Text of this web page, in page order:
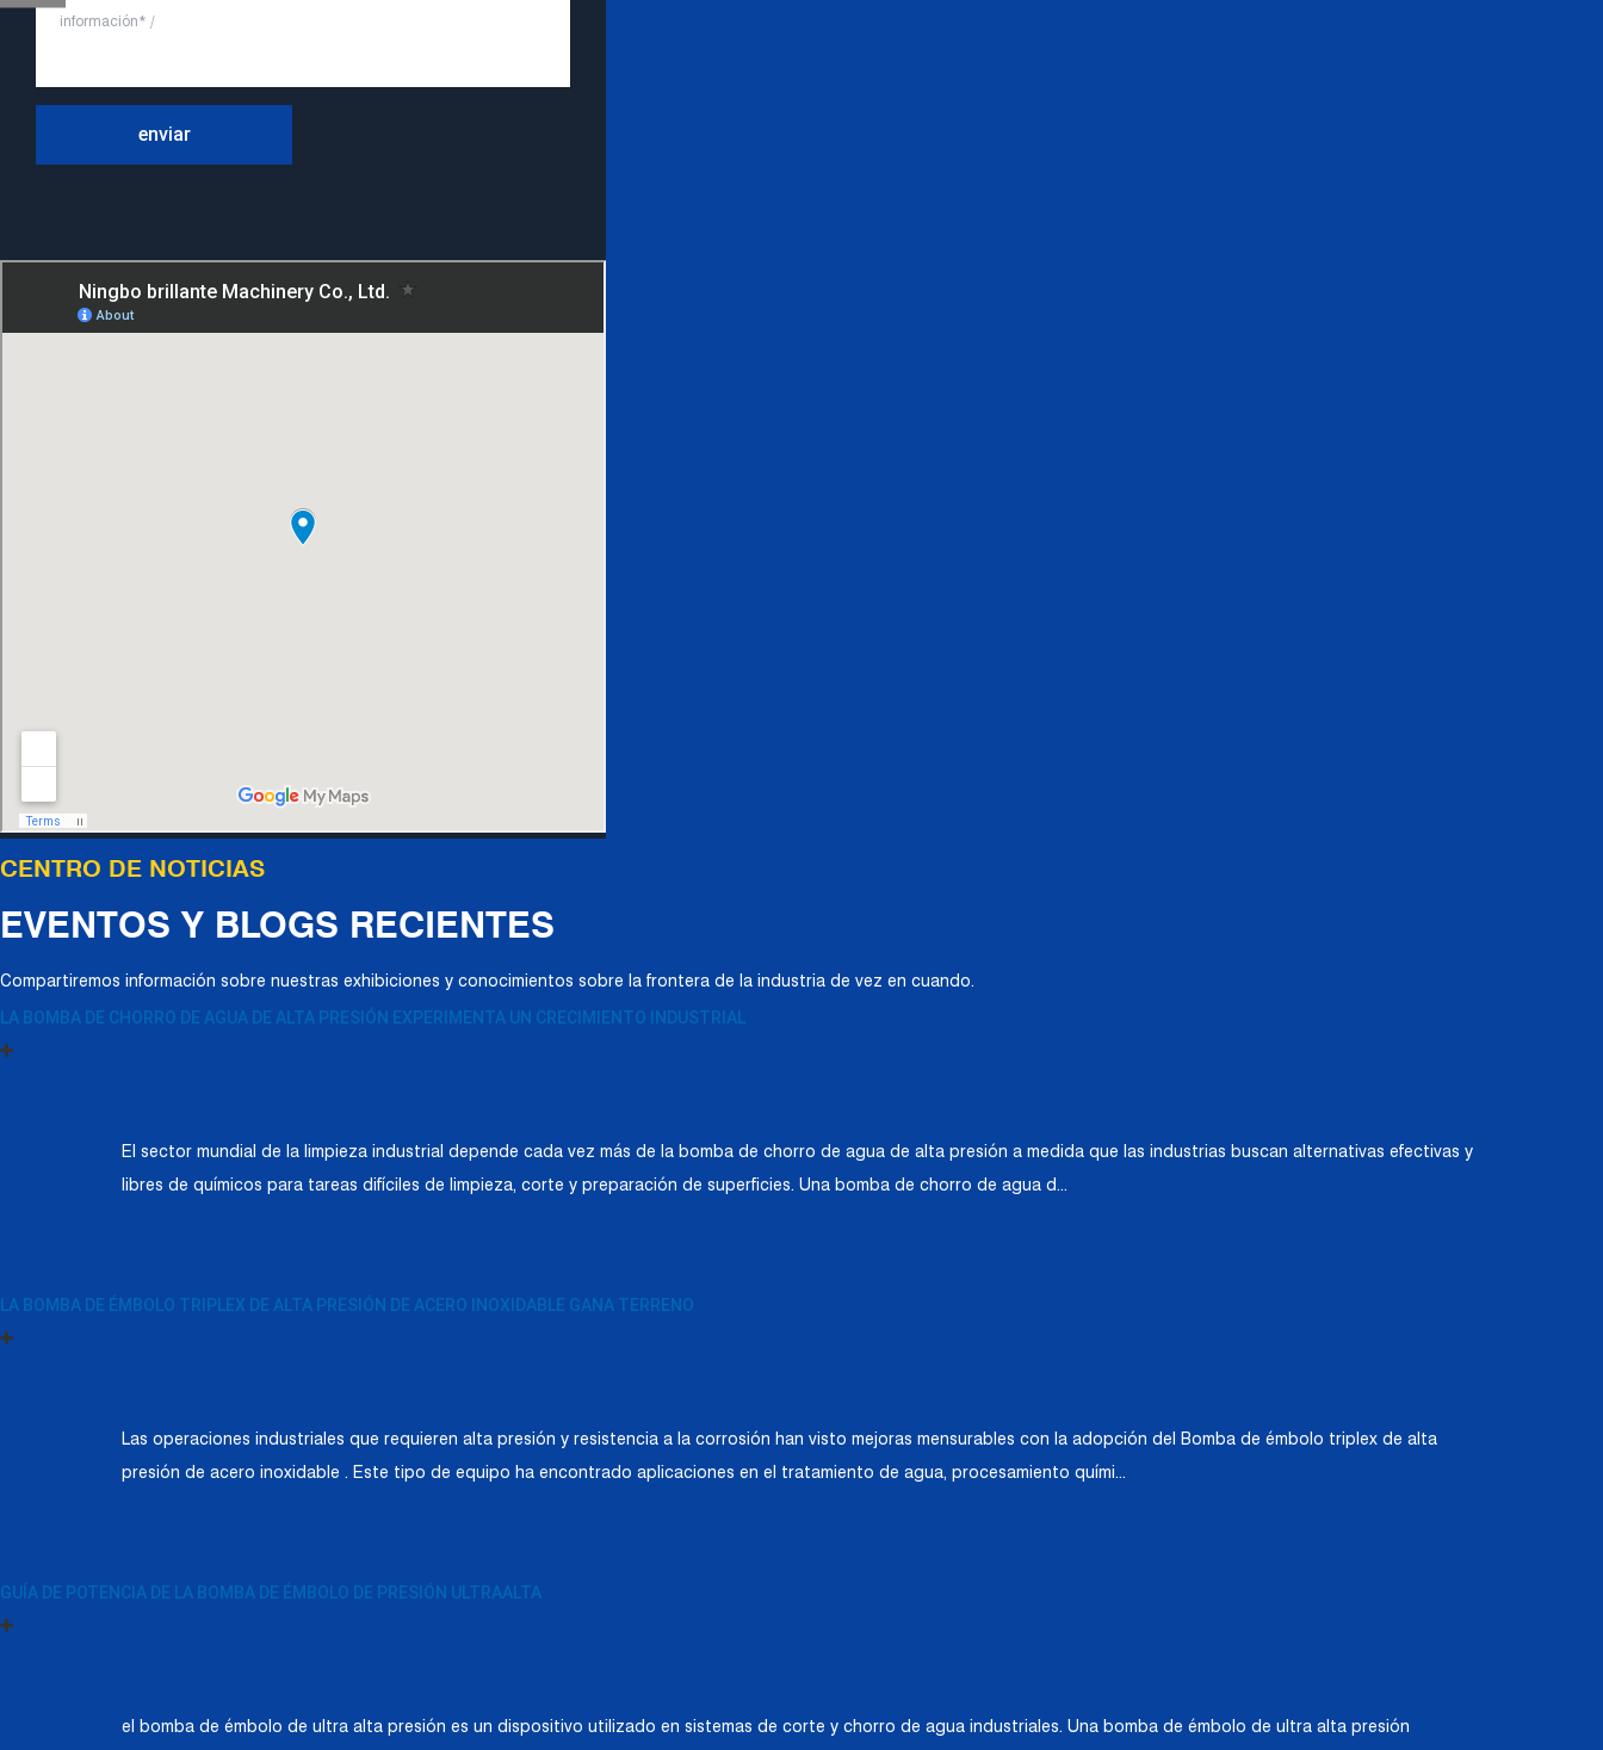
enviar
CENTRO DE NOTICIAS
EVENTOS Y BLOGS RECIENTES
Compartiremos información sobre nuestras exhibiciones y conocimientos sobre la frontera de la industria de vez en cuando.
LA BOMBA DE CHORRO DE AGUA DE ALTA PRESIÓN EXPERIMENTA UN CRECIMIENTO INDUSTRIAL
El sector mundial de la limpieza industrial depende cada vez más de la bomba de chorro de agua de alta presión a medida que las industrias buscan alternativas efectivas y
libres de químicos para tareas difíciles de limpieza, corte y preparación de superficies. Una bomba de chorro de agua d...
LA BOMBA DE ÉMBOLO TRIPLEX DE ALTA PRESIÓN DE ACERO INOXIDABLE GANA TERRENO
Las operaciones industriales que requieren alta presión y resistencia a la corrosión han visto mejoras mensurables con la adopción del Bomba de émbolo triplex de alta
presión de acero inoxidable . Este tipo de equipo ha encontrado aplicaciones en el tratamiento de agua, procesamiento quími...
GUÍA DE POTENCIA DE LA BOMBA DE ÉMBOLO DE PRESIÓN ULTRAALTA
el bomba de émbolo de ultra alta presión es un dispositivo utilizado en sistemas de corte y chorro de agua industriales. Una bomba de émbolo de ultra alta presión